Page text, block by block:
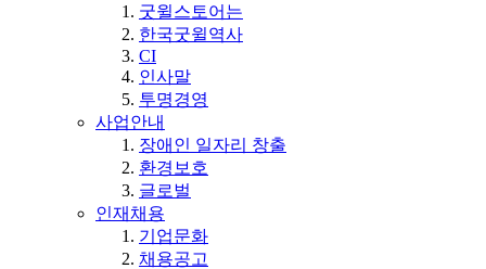
굿윌스토어는
한국굿윌역사
CI
인사말
투명경영
사업안내
장애인 일자리 창출
환경보호
글로벌
인재채용
기업문화
채용공고